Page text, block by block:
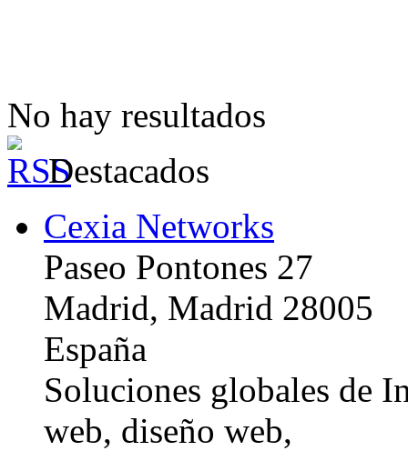
No hay resultados
Destacados
Cexia Networks
Paseo Pontones 27
Madrid, Madrid 28005
España
Soluciones globales de
web, diseño web,